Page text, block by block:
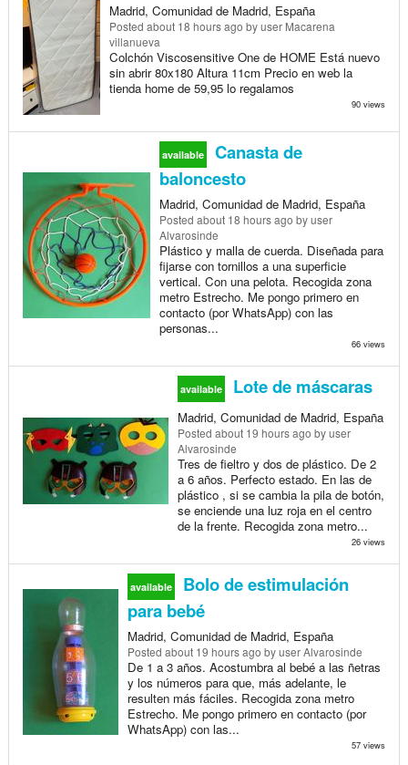
Madrid, Comunidad de Madrid, España
Posted about 18 hours ago by user Macarena
villanueva
Colchón Viscosensitive One de HOME Está nuevo
sin abrir 80x180 Altura 11cm Precio en web la
tienda home de 59,95 lo regalamos
90 views
available
Canasta de
baloncesto
Madrid, Comunidad de Madrid, España
Posted about 18 hours ago by user
Alvarosinde
Plástico y malla de cuerda. Diseñada para
fijarse con tornillos a una superficie
vertical. Con una pelota. Recogida zona
metro Estrecho. Me pongo primero en
contacto (por WhatsApp) con las
personas...
66 views
available Lote de máscaras
Madrid, Comunidad de Madrid, España
Posted about 19 hours ago by user
Alvarosinde
Tres de fieltro y dos de plástico. De 2
a 6 años. Perfecto estado. En las de
plástico , si se cambia la pila de botón,
se enciende una luz roja en el centro
de la frente. Recogida zona metro...
26 views
available
Bolo de estimulación
para bebé
Madrid, Comunidad de Madrid, España
Posted about 19 hours ago by user Alvarosinde
De 1 a 3 años. Acostumbra al bebé a las ñetras
y los números para que, más adelante, le
resulten más fáciles. Recogida zona metro
Estrecho. Me pongo primero en contacto (por
WhatsApp) con las...
57 views